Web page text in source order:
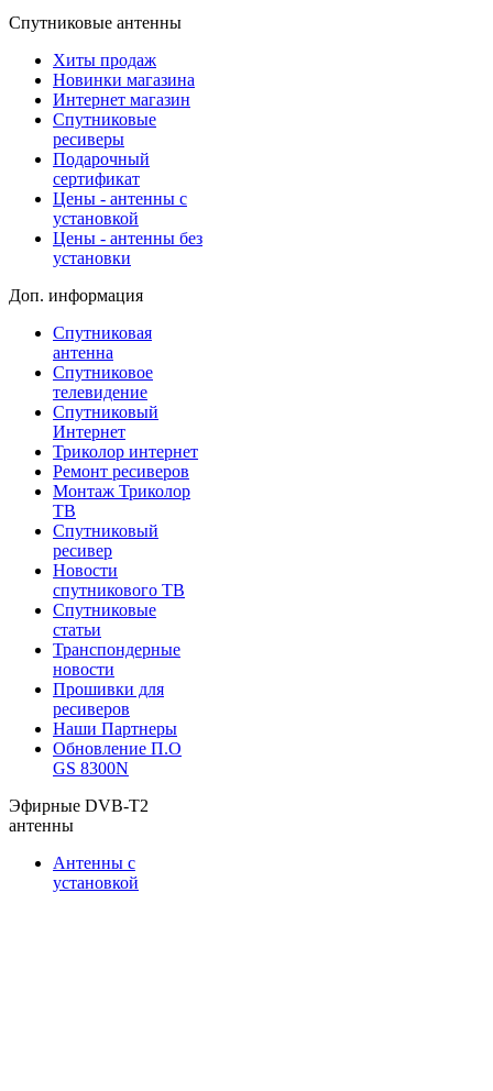
Спутниковые антенны
Хиты продаж
Новинки магазина
Интернет магазин
Спутниковые
ресиверы
Подарочный
сертификат
Цены - антенны с
установкой
Цены - антенны без
установки
Доп. информация
Спутниковая
антенна
Спутниковое
телевидение
Спутниковый
Интернет
Триколор интернет
Ремонт ресиверов
Монтаж Триколор
ТВ
Спутниковый
ресивер
Новости
спутникового ТВ
Спутниковые
статьи
Транспондерные
новости
Прошивки для
ресиверов
Наши Партнеры
Обновление П.О
GS 8300N
Эфирные DVB-T2
антенны
Антенны с
установкой